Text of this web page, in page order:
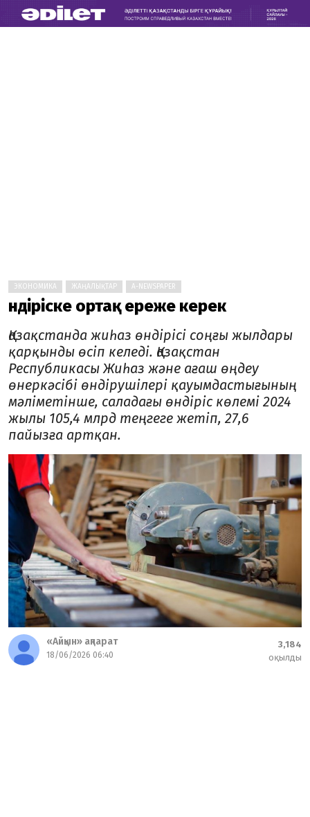
ЭКОНОМИКА ЖАҢАЛЫҚТАР A-NEWSPAPER
Өндіріске ортақ ереже керек
Қазақстанда жиһаз өндірісі соңғы жылдары
қарқынды өсіп келеді. Қазақстан
Республикасы Жиһаз және ағаш өңдеу
өнеркәсібі өндіруші­лері қауымдастығының
мәліметінше, саладағы өндіріс көлемі 2024
жылы 105,4 млрд теңгеге жетіп, 27,6
пайызға артқан.
«Айқын» ақпарат
18/06/2026 06:40
3,184
оқылды